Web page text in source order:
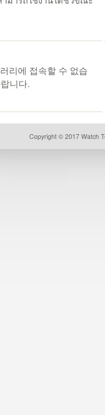
리에 접속할 수 없습
니다.
Copyright © 2017 Watch